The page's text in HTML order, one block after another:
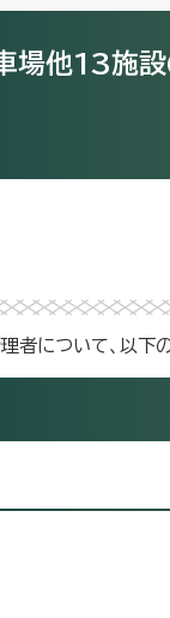
場他13施
について、以下の